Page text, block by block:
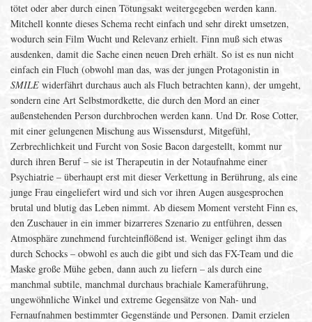
tötet oder aber durch einen Tötungsakt weitergegeben werden kann.
Mitchell konnte dieses Schema recht einfach und sehr direkt umsetzen,
wodurch sein Film Wucht und Relevanz erhielt. Finn muß sich etwas
ausdenken, damit die Sache einen neuen Dreh erhält. So ist es nun nicht
einfach ein Fluch (obwohl man das, was der jungen Protagonistin in
SMILE widerfährt durchaus auch als Fluch betrachten kann), der umgeht,
sondern eine Art Selbstmordkette, die durch den Mord an einer
außenstehenden Person durchbrochen werden kann. Und Dr. Rose Cotter,
mit einer gelungenen Mischung aus Wissensdurst, Mitgefühl,
Zerbrechlichkeit und Furcht von Sosie Bacon dargestellt, kommt nur
durch ihren Beruf – sie ist Therapeutin in der Notaufnahme einer
Psychiatrie – überhaupt erst mit dieser Verkettung in Berührung, als eine
junge Frau eingeliefert wird und sich vor ihren Augen ausgesprochen
brutal und blutig das Leben nimmt. Ab diesem Moment versteht Finn es,
den Zuschauer in ein immer bizarreres Szenario zu entführen, dessen
Atmosphäre zunehmend furchteinflößend ist. Weniger gelingt ihm das
durch Schocks – obwohl es auch die gibt und sich das FX-Team und die
Maske große Mühe geben, dann auch zu liefern – als durch eine
manchmal subtile, manchmal durchaus brachiale Kameraführung,
ungewöhnliche Winkel und extreme Gegensätze von Nah- und
Fernaufnahmen bestimmter Gegenstände und Personen. Damit erzielen